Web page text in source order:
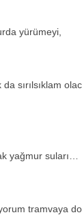
yürümeyi,
da sırılsıklam
yağmur suları…
tramvaya